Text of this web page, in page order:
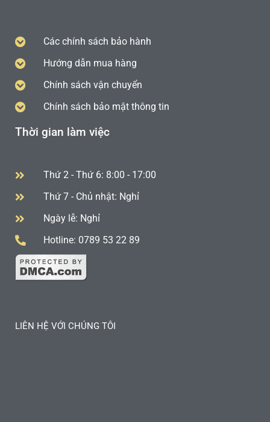
Các chính sách bảo hành
Hướng dẫn mua hàng
Chính sách vận chuyển
Chính sách bảo mật thông tin
Thời gian làm việc
Thứ 2 - Thứ 6: 8:00 - 17:00
Thứ 7 - Chủ nhật: Nghỉ
Ngày lễ: Nghỉ
Hotline: 0789 53 22 89
LIÊN HỆ VỚI CHÚNG TÔI